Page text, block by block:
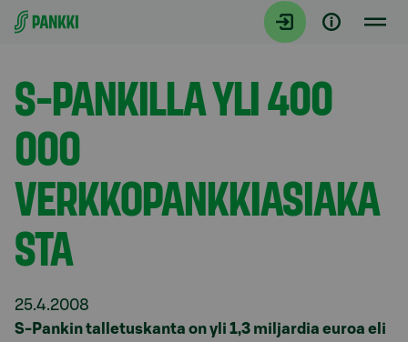
Siirry suoraan sisältöön
Tiedotteet
S-PANKILLA YLI 400
000
VERKKOPANKKIASIAKA
STA
25.4.2008
S-Pankin talletuskanta on yli 1,3 miljardia euroa eli